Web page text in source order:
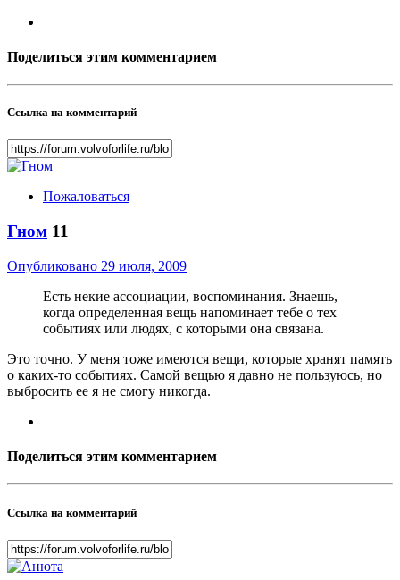
Поделиться этим комментарием
Ссылка на комментарий
Пожаловаться
Гном 11
Опубликовано 29 июля, 2009
Есть некие ассоциации, воспоминания. Знаешь,
когда определенная вещь напоминает тебе о тех
событиях или людях, с которыми она связана.
Это точно. У меня тоже имеются вещи, которые хранят память
о каких-то событиях. Самой вещью я давно не пользуюсь, но
выбросить ее я не смогу никогда.
Поделиться этим комментарием
Ссылка на комментарий